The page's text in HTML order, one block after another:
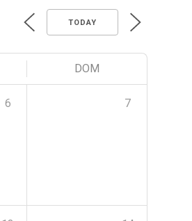
TODAY
DOM
6 7